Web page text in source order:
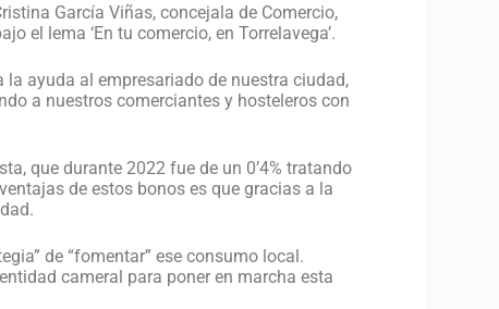
García Viñas, concejala de Comercio,
el lema ‘En tu comercio, en Torrelavega’.
ayuda al empresariado de nuestra ciudad,
a nuestros comerciantes y hosteleros con
que durante 2022 fue de un 0’4% tratando
de estos bonos es que gracias a la
de “fomentar” ese consumo local.
cameral para poner en marcha esta